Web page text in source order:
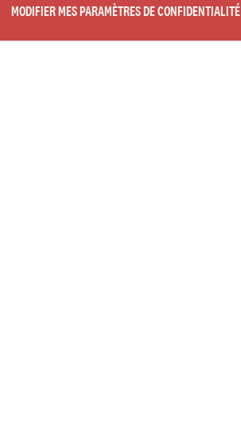
MODIFIER MES PARAMÈTRES DE CONFIDENTIALITÉ